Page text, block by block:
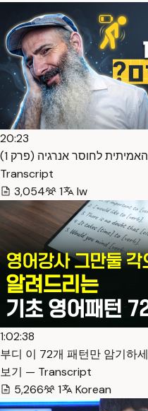
20:23
למה אנחנו עייפים? הסיבה האמיתית לחוסר אנרגיה (פרק 1) —
Transcript
3,054
1 Iw
1:02:38
부디 이 72개 패턴만 암기하
보기 — Transcript
5,266
1 Korean